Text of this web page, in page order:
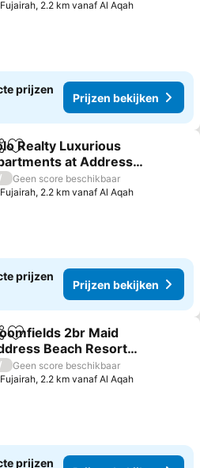
Fujairah, 2.2 km vanaf Al Aqah
prijzen
Prijzen bekijken
Toevoegen aan favorieten
Realty Luxurious
at Address
Fujairah
bekijken
/
Geen score beschikbaar
Fujairah, 2.2 km vanaf Al Aqah
prijzen
Prijzen bekijken
Toevoegen aan favorieten
2br Maid
Beach Resort
bekijken
/
Geen score beschikbaar
Fujairah, 2.2 km vanaf Al Aqah
prijzen